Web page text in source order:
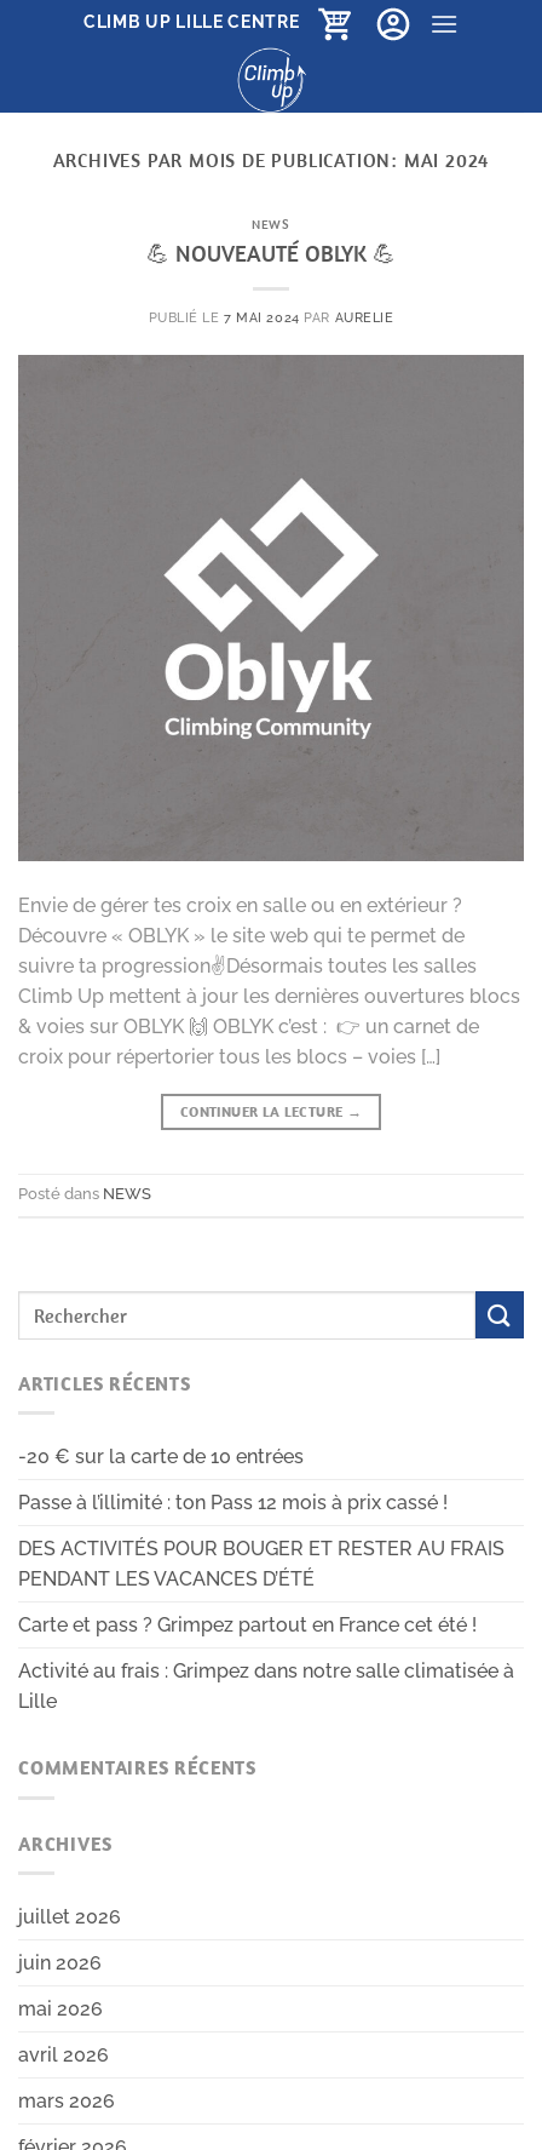
CLIMB UP LILLE CENTRE
ARCHIVES PAR MOIS DE PUBLICATION: MAI 2024
NEWS
💪 NOUVEAUTÉ OBLYK 💪
PUBLIÉ LE7 MAI 2024 PAR AURELIE
Envie de gérer tes croix en salle ou en extérieur ?
Découvre « OBLYK » le site web qui te permet de
suivre ta progression✌️Désormais toutes les salles
Climb Up mettent à jour les dernières ouvertures blocs
& voies sur OBLYK 🙌 OBLYK c’est : 👉 un carnet de
croix pour répertorier tous les blocs – voies […]
CONTINUER LA LECTURE →
Posté dans NEWS
ARTICLES RÉCENTS
-20 € sur la carte de 10 entrées
Passe à l’illimité : ton Pass 12 mois à prix cassé !
DES ACTIVITÉS POUR BOUGER ET RESTER AU FRAIS
PENDANT LES VACANCES D’ÉTÉ
Carte et pass ? Grimpez partout en France cet été !
Activité au frais : Grimpez dans notre salle climatisée à
Lille
COMMENTAIRES RÉCENTS
ARCHIVES
juillet 2026
juin 2026
mai 2026
avril 2026
mars 2026